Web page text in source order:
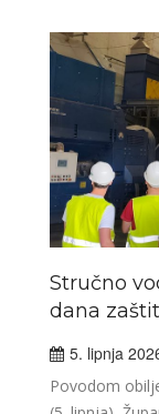
Stručno
dana
5. lipnja
Povodom